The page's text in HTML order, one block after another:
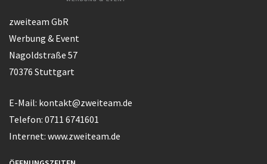
zweiteam GbR
Werbung & Event
Nagoldstraße 57
70376 Stuttgart
E-Mail: kontakt@zweiteam.de
Telefon: 0711 6741601
Internet: www.zweiteam.de